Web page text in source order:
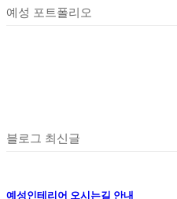
예성 포트폴리오
블로그 최신글
예성인테리어 오시는길 안내